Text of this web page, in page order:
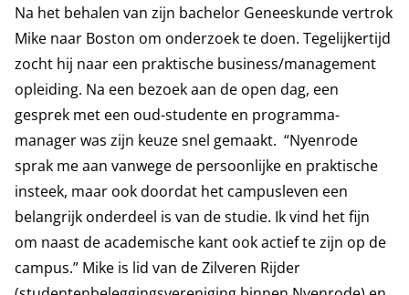
Na het behalen van zijn bachelor Geneeskunde vertrok
Mike naar Boston om onderzoek te doen. Tegelijkertijd
zocht hij naar een praktische business/management
opleiding. Na een bezoek aan de open dag, een
gesprek met een oud-studente en programma-
manager was zijn keuze snel gemaakt. “Nyenrode
sprak me aan vanwege de persoonlijke en praktische
insteek, maar ook doordat het campusleven een
belangrijk onderdeel is van de studie. Ik vind het fijn
om naast de academische kant ook actief te zijn op de
campus.” Mike is lid van de Zilveren Rijder